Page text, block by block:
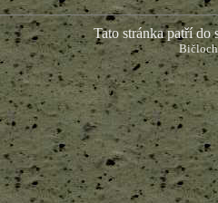
Tato stránka patří do